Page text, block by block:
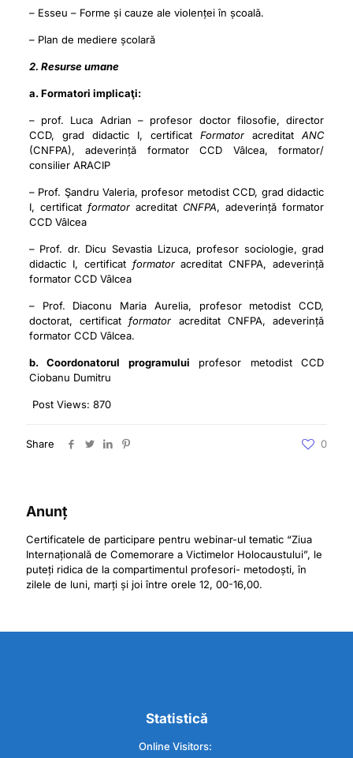
– Esseu – Forme și cauze ale violenței în școală.
– Plan de mediere școlară
2. Resurse umane
a. Formatori implicaţi:
– prof. Luca Adrian – profesor doctor filosofie, director
CCD, grad didactic I, certificatFormator acreditatANC
(CNFPA), adeverință formator CCD Vâlcea, formator/
consilier ARACIP
– Prof. Şandru Valeria, profesor metodist CCD, grad didactic
I, certificat formatoracreditatCNFPA, adeverință formator
CCD Vâlcea
– Prof. dr. Dicu Sevastia Lizuca, profesor sociologie, grad
didactic I, certificat formatoracreditat CNFPA, adeverință
formator CCD Vâlcea
– Prof. Diaconu Maria Aurelia, profesor metodist CCD,
doctorat, certificatformator acreditat CNFPA, adeverință
formator CCD Vâlcea.
b. Coordonatorul programului profesor metodist CCD
Ciobanu Dumitru
Post Views: 870
Share 0
Anunț
Certificatele de participare pentru webinar-ul tematic “Ziua
Internațională de Comemorare a Victimelor Holocaustului”, le
puteți ridica de la compartimentul profesori- metodoști, în
zilele de luni, marți și joi între orele 12, 00-16,00.
Statistică
Online Visitors: